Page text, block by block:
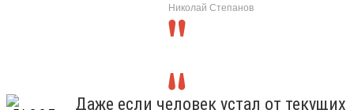
Николай Степанов
Даже если человек устал от текущих